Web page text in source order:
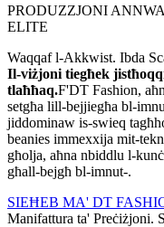
PRODUZZJONI
ELITE
Waqqaf l-Akkwist. Ibda
Il-viżjoni tiegħek
tlaħħaq.F'DT Fashion,
setgħa lill-bejjiegħa bl-
jiddominaw is-swieq
beanies immexxija mit-
għolja, aħna nbiddlu l-
għall-bejgħ bl-imnut-.
SIEĦEB MA' DT
Manifattura ta' Preċiżjoni.